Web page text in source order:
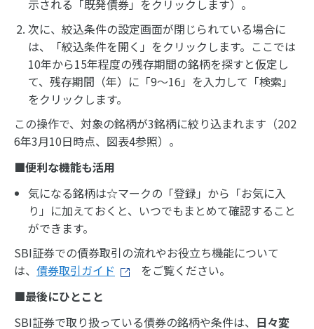
示される「既発債券」をクリックします）。
次に、絞込条件の設定画面が閉じられている場合に
は、「絞込条件を開く」をクリックします。ここでは
10年から15年程度の残存期間の銘柄を探すと仮定し
て、残存期間（年）に「9～16」を入力して「検索」
をクリックします。
この操作で、対象の銘柄が3銘柄に絞り込まれます（202
6年3月10日時点、図表4参照）。
■便利な機能も活用
気になる銘柄は☆マークの「登録」から「お気に入
り」に加えておくと、いつでもまとめて確認すること
ができます。
SBI証券での債券取引の流れやお役立ち機能について
は、 債券取引ガイド
をご覧ください。
■最後にひとこと
SBI証券で取り扱っている債券の銘柄や条件は、 日々変